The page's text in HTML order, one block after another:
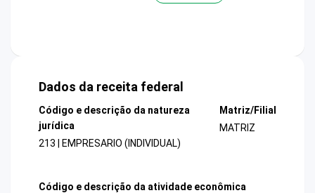
Dados da receita federal
Código e descrição da natureza
jurídica
213 | EMPRESARIO (INDIVIDUAL)
Matriz/Filial
MATRIZ
Código e descrição da atividade econômica